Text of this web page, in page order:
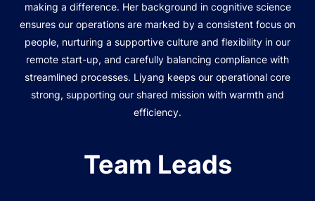
making a difference. Her background in cognitive science
ensures our operations are marked by a consistent focus on
people, nurturing a supportive culture and flexibility in our
remote start-up, and carefully balancing compliance with
streamlined processes. Liyang keeps our operational core
strong, supporting our shared mission with warmth and
efficiency.
Team Leads